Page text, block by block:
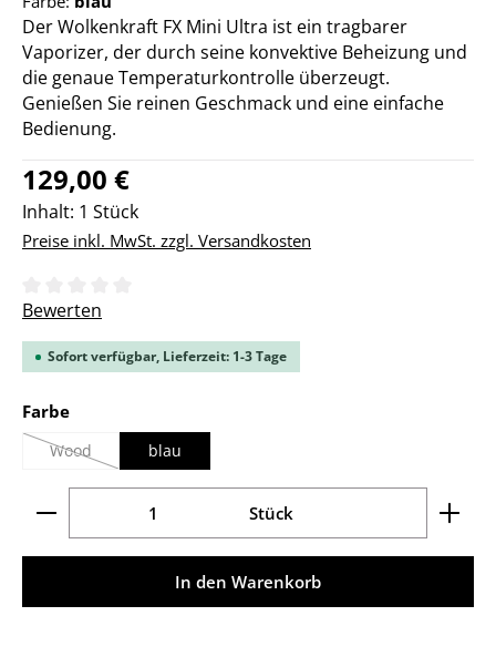
Der Wolkenkraft FX Mini Ultra ist ein tragbarer
Vaporizer, der durch seine konvektive Beheizung und
die genaue Temperaturkontrolle überzeugt.
Genießen Sie reinen Geschmack und eine einfache
Bedienung.
Regulärer Preis:
129,00 €
Inhalt: 1 Stück
Preise inkl. MwSt. zzgl. Versandkosten
Durchschnittliche Bewertung von 0 von 5 Sternen
Bewerten
Sofort verfügbar, Lieferzeit: 1-3 Tage
Farbeauswählen
Wood
(Diese Option ist zurzeit nicht verfügbar.)
blau
Produkt Anzahl: Gib den gewünschten Wert ein
Stück
In den Warenkorb